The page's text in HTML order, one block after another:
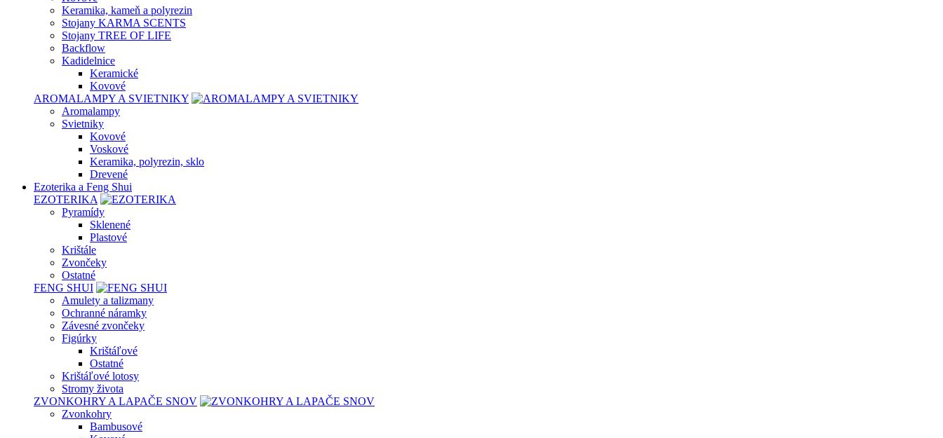
Keramika, kameň a polyrezin
Stojany KARMA SCENTS
Stojany TREE OF LIFE
Backflow
Kadidelnice
Keramické
Kovové
AROMALAMPY A SVIETNIKY
Aromalampy
Svietniky
Kovové
Voskové
Keramika, polyrezin, sklo
Drevené
Ezoterika a Feng Shui
EZOTERIKA
Pyramídy
Sklenené
Plastové
Krištále
Zvončeky
Ostatné
FENG SHUI
Amulety a talizmany
Ochranné náramky
Závesné zvončeky
Figúrky
Krištáľové
Ostatné
Krištáľové lotosy
Stromy života
ZVONKOHRY A LAPAČE SNOV
Zvonkohry
Bambusové